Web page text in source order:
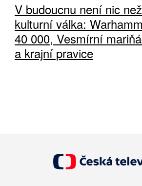
V budoucnu není nic než
kulturní válka:
40 000, Vesmírní
a krajní pravice